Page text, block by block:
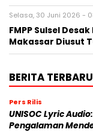
Selasa, 30 Juni 2026 -
FMPP Sulsel
Makassar Diusut
BERITA TERBARU
Pers Rilis
UNISOC Lyric
Pengalaman